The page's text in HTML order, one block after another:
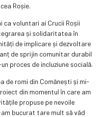
Roșie.
ca voluntari ai Crucii Roșii
și solidaritatea în
de implicare și dezvoltare
de sprijin comunitar durabil
proces de incluziune socială.
de romi din Comănești și mi-
din momentul în care am
propuse pe nevoile
bucurat tare mult să văd